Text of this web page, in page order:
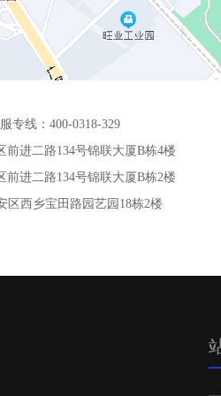
专线：400-0318-329
前进二路134号锦联大厦B栋4楼
前进二路134号锦联大厦B栋2楼
区西乡宝田路园艺园18栋2楼